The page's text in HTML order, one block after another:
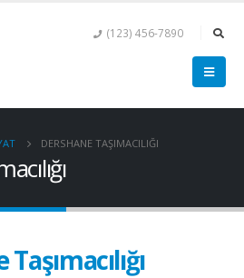
(123) 456-7890
DERSHANE TAŞIMACILIĞI